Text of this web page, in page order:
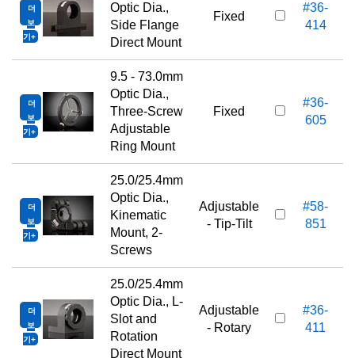
더
보
기
Optic Dia.,
Side Flange
Direct Mount
Fixed
#36-
414
더
보
기
9.5 - 73.0mm
Optic Dia.,
Three-Screw
Adjustable
Ring Mount
Fixed
#36-
605
더
보
기
25.0/25.4mm
Optic Dia.,
Kinematic
Mount, 2-
Screws
Adjustable
- Tip-Tilt
#58-
851
더
보
기
25.0/25.4mm
Optic Dia., L-
Slot and
Rotation
Direct Mount
Adjustable
- Rotary
#36-
411